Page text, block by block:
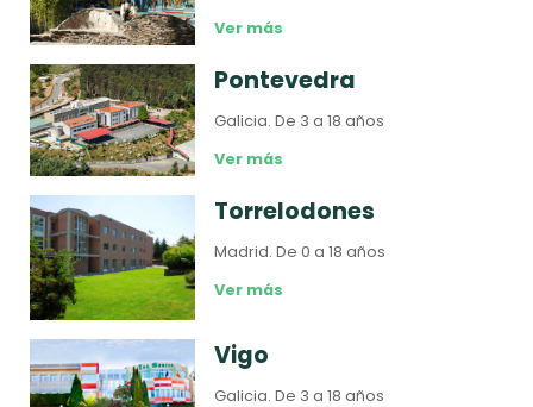
Ver más
Pontevedra
Galicia.De 3 a 18 años
Ver más
Torrelodones
Madrid.De 0 a 18 años
Ver más
Vigo
Galicia.De 3 a 18 años